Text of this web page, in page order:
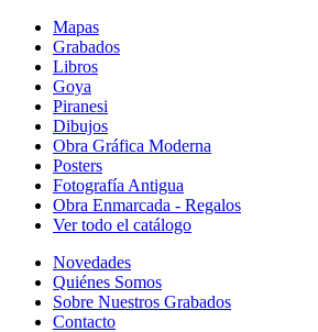
Mapas
Grabados
Libros
Goya
Piranesi
Dibujos
Obra Gráfica Moderna
Posters
Fotografía Antigua
Obra Enmarcada - Regalos
Ver todo el catálogo
Novedades
Quiénes Somos
Sobre Nuestros Grabados
Contacto